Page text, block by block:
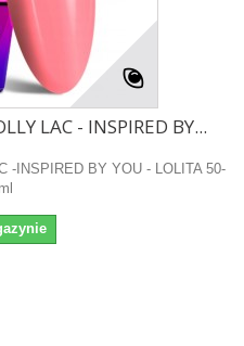
LAC - INSPIRED BY...
-INSPIRED BY YOU - LOLITA 50-